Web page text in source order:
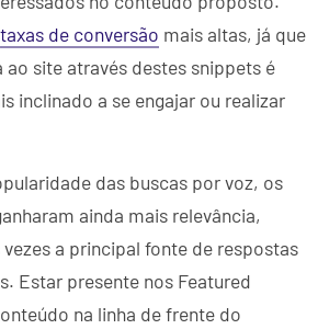
taxas de conversão mais altas, já que
ao site através destes snippets é
inclinado a se engajar ou realizar
das buscas por voz, os
ainda mais relevância,
a principal fonte de respostas
Estar presente nos Featured
na linha de frente do